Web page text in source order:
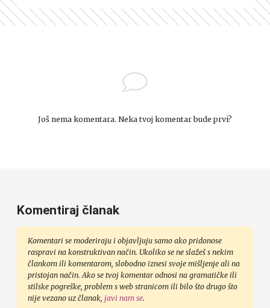
Još nema komentara. Neka tvoj komentar bude prvi?
Komentiraj članak
Komentari se moderiraju i objavljuju samo ako pridonose
raspravi na konstruktivan način. Ukoliko se ne slažeš s nekim
člankom ili komentarom, slobodno iznesi svoje mišljenje ali na
pristojan način. Ako se tvoj komentar odnosi na gramatičke ili
stilske pogreške, problem s web stranicom ili bilo što drugo što
nije vezano uz članak, javi nam se.